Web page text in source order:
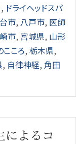
, ドライヘッドスパ
市, 八戸市, 医師
市, 宮城県, 山形
こころ, 栃木県,
, 自律神経, 角田
よるコ